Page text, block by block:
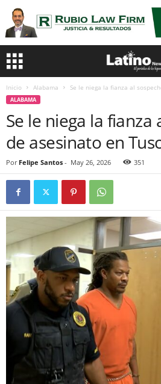
Inicio Alabama Se le niega la fianza al
ALABAMA
Se le niega la fianza
de asesinato en
Por Felipe Santos - May 26, 2026 351